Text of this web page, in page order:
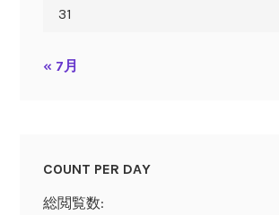
31
« 7月
COUNT PER DAY
総閲覧数: